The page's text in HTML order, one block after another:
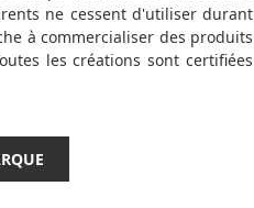
ne cessent d'utiliser durant
à commercialiser des produits
les créations sont certifiées